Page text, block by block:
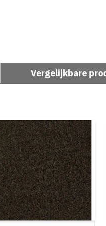
Vergelijkbare